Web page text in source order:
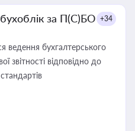
бухоблік за П(С)БО +34
ведення бухгалтерського
звітності відповідно до